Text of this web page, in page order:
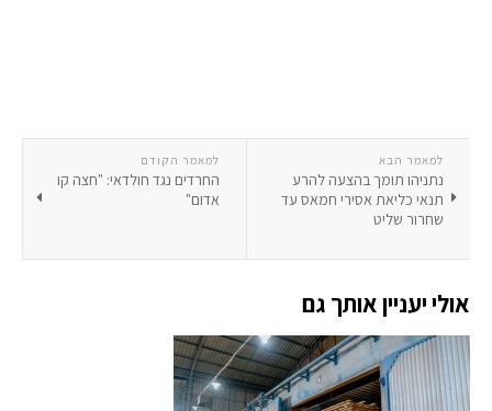
למאמר הקודם
החרדים נגד חולדאי: "חצה קו
אדום"
למאמר הבא
נתניהו תומך בהצעה להרע
תנאי כליאת אסירי חמאס עד
שחרור שליט
אולי יעניין אותך גם